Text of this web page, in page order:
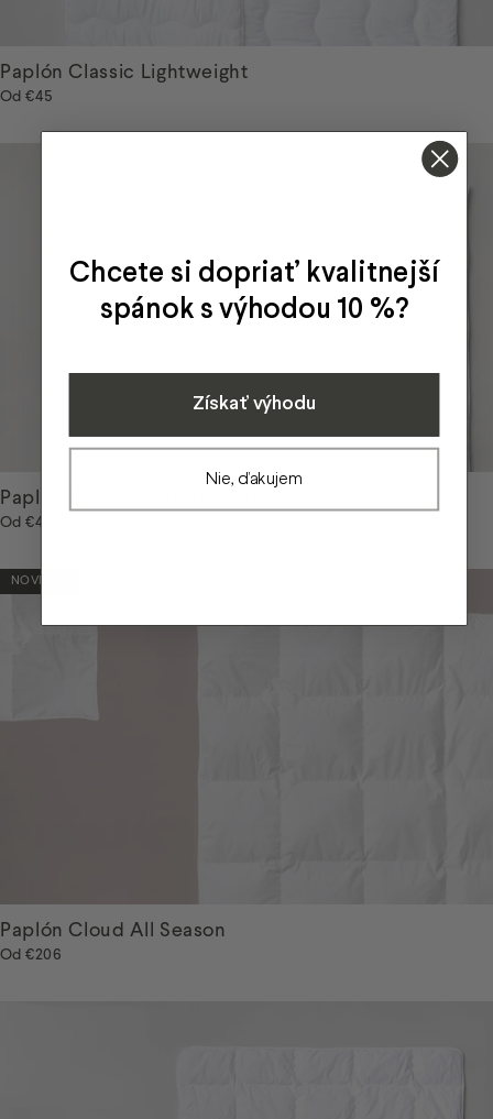
Paplón Classic Lightweight
Od €45
Paplón Down Comfort All Season
Od €453
NOVINKA
Paplón Cloud All Season
Od €206
Chcete si dopriať kvalitnejší
spánok s výhodou 10 %?
Získať výhodu
Nie, ďakujem